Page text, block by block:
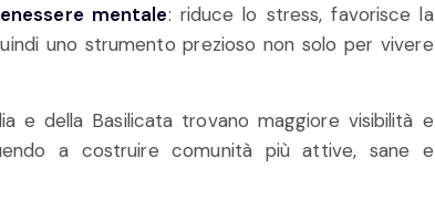
mentale: riduce lo stress, favorisce la
uno strumento prezioso non solo per vivere
e della Basilicata trovano maggiore visibilità e
a costruire comunità più attive, sane e